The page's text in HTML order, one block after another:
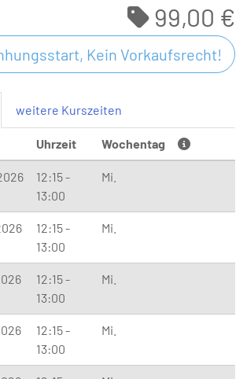
99,00 €
Kein Vorkaufsrecht!
weitere Kurszeiten
Uhrzeit Wochentag
12:15 -
13:00
Mi.
12:15 -
13:00
Mi.
12:15 -
13:00
Mi.
12:15 -
13:00
Mi.